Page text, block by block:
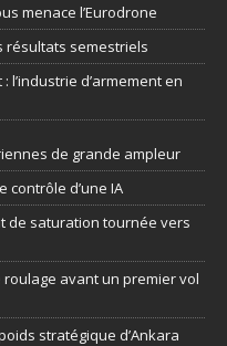
menace l’Eurodrone
résultats semestriels
l’industrie d’armement en
de grande ampleur
contrôle d’une IA
de saturation tournée vers
roulage avant un premier vol
stratégique d’Ankara